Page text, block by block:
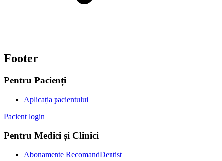
Footer
Pentru Pacienți
Aplicația pacientului
Pacient login
Pentru Medici și Clinici
Abonamente RecomandDentist